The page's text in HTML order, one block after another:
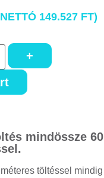
149.527 FT)
+
mindössze 60
töltéssel mindig